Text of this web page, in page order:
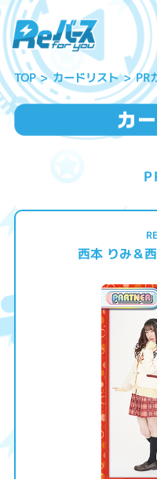
TOP カードリスト PR
西本 りみ＆